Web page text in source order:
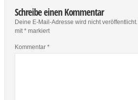
Schreibe einen Kommentar
Deine E-Mail-Adresse wird nicht veröffentlicht.
mit*markiert
Kommentar *